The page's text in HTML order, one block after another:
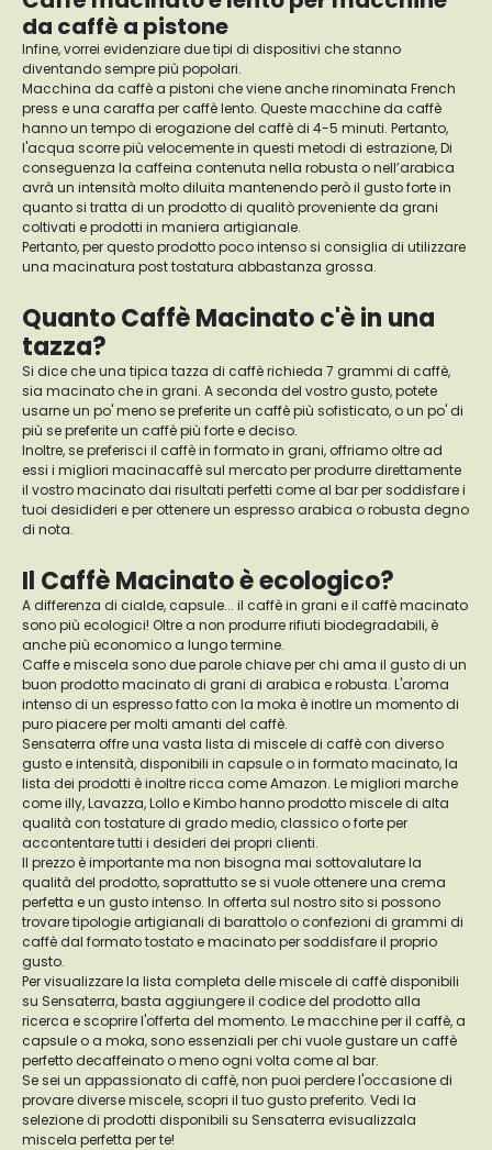
da caffè a pistone
Infine, vorrei evidenziare due tipi di dispositivi che stanno
diventando sempre più popolari.
Macchina da caffè a pistoni che viene anche rinominata French
press e una caraffa per caffè lento. Queste macchine da caffè
hanno un tempo di erogazione del caffè di 4-5 minuti. Pertanto,
l'acqua scorre più velocemente in questi metodi di estrazione, Di
conseguenza la caffeina contenuta nella robusta o nell’arabica
avrà un intensità molto diluita mantenendo però il gusto forte in
quanto si tratta di un prodotto di qualitò proveniente da grani
coltivati e prodotti in maniera artigianale.
Pertanto, per questo prodotto poco intenso si consiglia di utilizzare
una macinatura post tostatura abbastanza grossa.
Quanto Caffè Macinato c'è in una
tazza?
Si dice che una tipica tazza di caffè richieda 7 grammi di caffè,
sia macinato che in grani. A seconda del vostro gusto, potete
usarne un po' meno se preferite un caffè più sofisticato, o un po' di
più se preferite un caffè più forte e deciso.
Inoltre, se preferisci il caffè in formato in grani, offriamo oltre ad
essi i migliori macinacaffè sul mercato per produrre direttamente
il vostro macinato dai risultati perfetti come al bar per soddisfare i
tuoi desidideri e per ottenere un espresso arabica o robusta degno
di nota.
Il Caffè Macinato è ecologico?
A differenza di cialde, capsule... il caffè in grani e il caffè macinato
sono più ecologici! Oltre a non produrre rifiuti biodegradabili, è
anche più economico a lungo termine.
Caffe e miscela sono due parole chiave per chi ama il gusto di un
buon prodotto macinato di grani di arabica e robusta. L'aroma
intenso di un espresso fatto con la moka è inotlre un momento di
puro piacere per molti amanti del caffè.
Sensaterra offre una vasta lista di miscele di caffè con diverso
gusto e intensità, disponibili in capsule o in formato macinato, la
lista dei prodotti è inoltre ricca come Amazon. Le migliori marche
come illy, Lavazza, Lollo e Kimbo hanno prodotto miscele di alta
qualità con tostature di grado medio, classico o forte per
accontentare tutti i desideri dei propri clienti.
Il prezzo è importante ma non bisogna mai sottovalutare la
qualità del prodotto, soprattutto se si vuole ottenere una crema
perfetta e un gusto intenso. In offerta sul nostro sito si possono
trovare tipologie artigianali di barattolo o confezioni di grammi di
caffè dal formato tostato e macinato per soddisfare il proprio
gusto.
Per visualizzare la lista completa delle miscele di caffè disponibili
su Sensaterra, basta aggiungere il codice del prodotto alla
ricerca e scoprire l'offerta del momento. Le macchine per il caffè, a
capsule o a moka, sono essenziali per chi vuole gustare un caffè
perfetto decaffeinato o meno ogni volta come al bar.
Se sei un appassionato di caffè, non puoi perdere l'occasione di
provare diverse miscele, scopri il tuo gusto preferito. Vedi la
selezione di prodotti disponibili su Sensaterra evisualizzala
miscela perfetta per te!